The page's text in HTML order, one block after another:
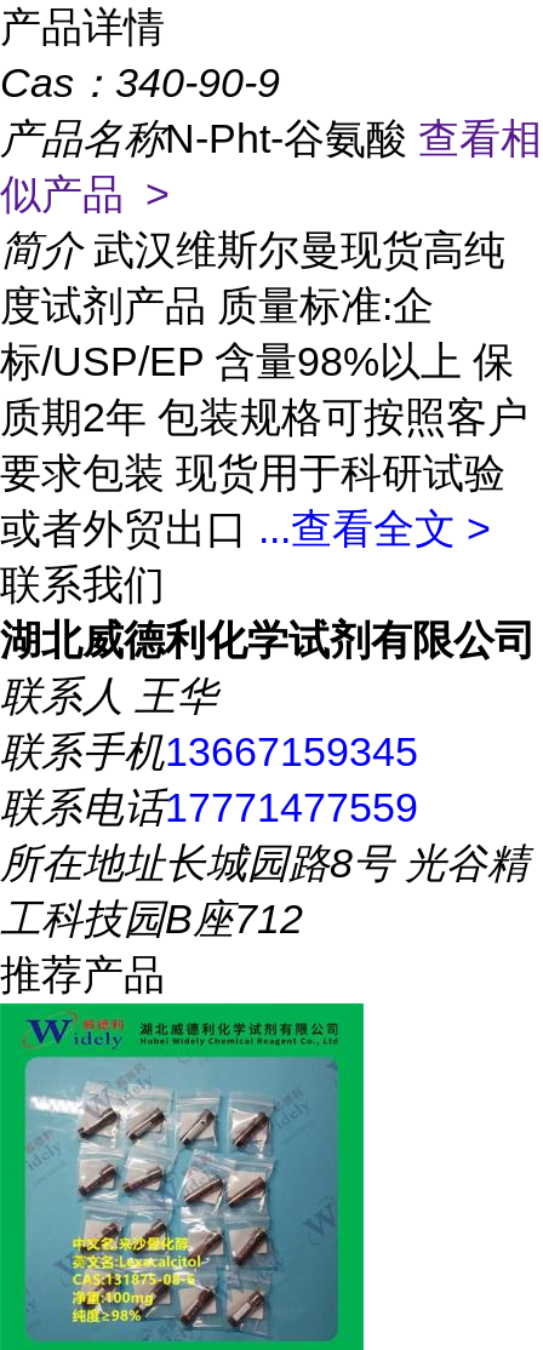
产品详情
Cas： 340-90-9
产品名称N-Pht-谷氨酸 查看相
似产品 >
简介 武汉维斯尔曼现货高纯
度试剂产品 质量标准:企
标/USP/EP 含量98%以上 保
质期2年 包装规格可按照客户
要求包装 现货用于科研试验
或者外贸出口 ...查看全文 >
联系我们
湖北威德利化学试剂有限公司
联系人 王华
联系手机13667159345
联系电话17771477559
所在地址长城园路8号 光谷精
工科技园B座712
推荐产品